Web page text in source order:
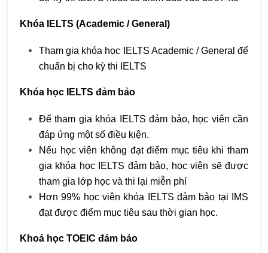
Khóa IELTS (Academic / General)
Tham gia khóa học IELTS Academic / General để
chuẩn bị cho kỳ thi IELTS
Khóa học IELTS đảm bảo
Để tham gia khóa IELTS đảm bảo, học viên cần
đáp ứng một số điều kiện.
Nếu học viên không đạt điểm mục tiêu khi tham
gia khóa học IELTS đảm bảo, học viên sẽ được
tham gia lớp học và thi lại miễn phí
Hơn 99% học viên khóa IELTS đảm bảo tại IMS
đạt được điểm mục tiêu sau thời gian học.
Khoá học TOEIC đảm bảo